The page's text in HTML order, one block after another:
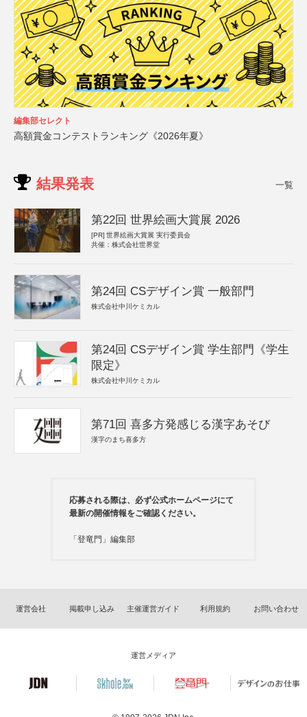
編集部セレクト
高額賞金コンテストランキング《2026年夏》
結果発表 一覧
第22回 世界絵画大賞展 2026
[PR] 世界絵画大賞展 実行委員会
共催：株式会社世界堂
第24回 CSデザイン賞 一般部門
株式会社中川ケミカル
第24回 CSデザイン賞 学生部門《学生
限定》
株式会社中川ケミカル
第71回 喜多方発感じる漢字あそび
漢字のまち喜多方
応募される際は、必ず公式ホームページにて
最新の開催情報をご確認ください。
「登竜門」編集部
運営会社 掲載申し込み 主催運営ガイド 利用規約 お問い合わせ
運営メディア